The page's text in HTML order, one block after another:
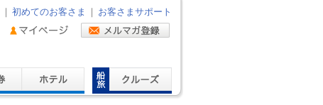
初めてのお客さま お客さまサポート